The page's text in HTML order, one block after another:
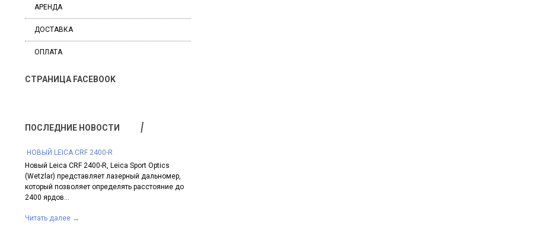
АРЕНДА
ДОСТАВКА
ОПЛАТА
СТРАНИЦА FACEBOOK
ПОСЛЕДНИЕ НОВОСТИ
​ НОВЫЙ LEICA CRF 2400-R
Новый Leica CRF 2400-R, Leica Sport Optics
(Wetzlar) представляет лазерный дальномер,
который позволяет определять расстояние до
2400 ярдов...
Читать далее →